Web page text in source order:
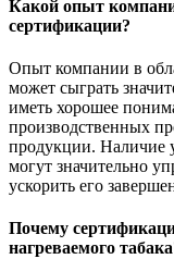
Какой опыт
сертификации?
Опыт компании в
может сыграть
иметь хорошее
производственных
продукции. Наличие
могут значительно
ускорить его
Почему
нагреваемого